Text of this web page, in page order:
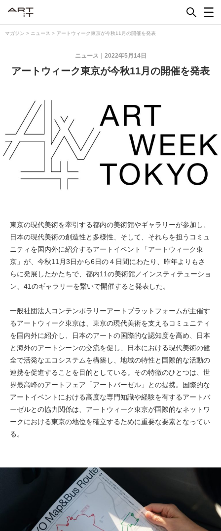
マガジン > ニュース > アートウィーク東京が今秋11月の開催を発表
2022年5月14日
ニュース
アートウィーク東京が今秋11月の開催を発表
東京の現代美術を牽引する都内の美術館やギャラリーが参加し、
日本の現代美術の創造性と多様性、そして、それらを担うコミュ
ニティを国内外に紹介するアートイベント「アートウィーク東
京」が、今秋11月3日から6日の４日間にわたり、昨年よりもさ
らに発展したかたちで、都内11の美術館／インスティテューショ
ン、41のギャラリーを繋いで開催すると発表した。
一般社団法人コンテンポラリーアートプラットフォームが主催す
るアートウィーク東京は、東京の現代美術を支えるコミュニティ
を国内外に紹介し、日本のアートの国際的な認知度を高め、日本
と海外のアートシーンの交流を促し、日本における現代美術の健
全で活発なエコシステムを構築し、地域の特性と国際的な活動の
連携を促進することを目的としている。その特徴のひとつは、世
界最高峰のアートフェア「アートバーゼル」との提携。国際的な
アートイベントにおける高度な専門知識や経験を有するアートバ
ーゼルとの協力関係は、アートウィーク東京が国際的なネットワ
ークにおける東京の地位を確立するために重要な要素となってい
る。